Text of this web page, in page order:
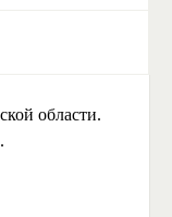
области.